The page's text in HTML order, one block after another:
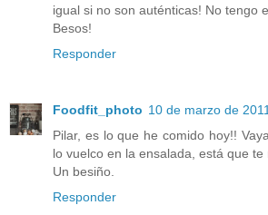
igual si no son auténticas! No tengo
Besos!
Responder
Foodfit_photo 10 de marzo de
Pilar, es lo que he comido hoy!!
lo vuelco en la ensalada, está que
Un besiño.
Responder